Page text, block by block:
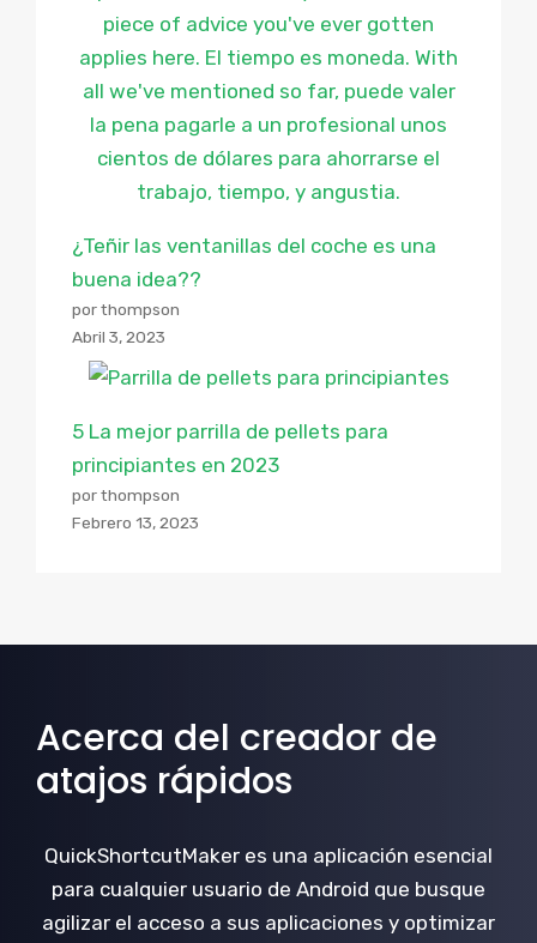
¿Teñir las ventanillas del coche es una
buena idea??
por thompson
Abril 3, 2023
5 La mejor parrilla de pellets para
principiantes en 2023
por thompson
Febrero 13, 2023
Acerca del creador de
atajos rápidos
QuickShortcutMaker es una aplicación esencial
para cualquier usuario de Android que busque
agilizar el acceso a sus aplicaciones y optimizar